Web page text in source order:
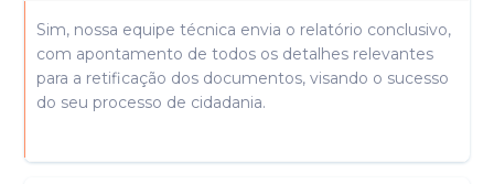
Sim, nossa equipe técnica envia o relatório conclusivo,
com apontamento de todos os detalhes relevantes
para a retificação dos documentos, visando o sucesso
do seu processo de cidadania.